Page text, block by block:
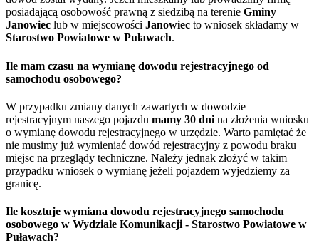
posiadającą osobowość prawną z siedzibą na terenie Gminy
Janowiec lub w miejscowości Janowiec to wniosek składamy w
Starostwo Powiatowe w Puławach.
Ile mam czasu na wymianę dowodu rejestracyjnego od
samochodu osobowego?
W przypadku zmiany danych zawartych w dowodzie
rejestracyjnym naszego pojazdu mamy 30 dni na złożenia wniosku
o wymianę dowodu rejestracyjnego w urzędzie. Warto pamiętać że
nie musimy już wymieniać dowód rejestracyjny z powodu braku
miejsc na przeglądy techniczne. Należy jednak złożyć w takim
przypadku wniosek o wymianę jeżeli pojazdem wyjedziemy za
granicę.
Ile kosztuje wymiana dowodu rejestracyjnego samochodu
osobowego w Wydziale Komunikacji - Starostwo Powiatowe w
Puławach?